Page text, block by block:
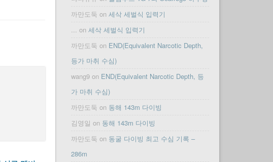
까만도둑 on 세삭 세벌식 입력기
... on 세삭 세벌식 입력기
까만도둑 on END(Equivalent Narcotic Depth,
등가 마취 수심)
wang9on END(Equivalent Narcotic Depth, 등
가 마취 수심)
까만도둑 on 동해 143m 다이빙
김영일 on 동해 143m 다이빙
까만도둑 on 동굴 다이빙 최고 수심 기록 –
286m